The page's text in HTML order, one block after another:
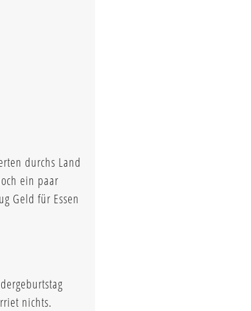
durchs Land
ein paar
Geld für Essen
nichts.